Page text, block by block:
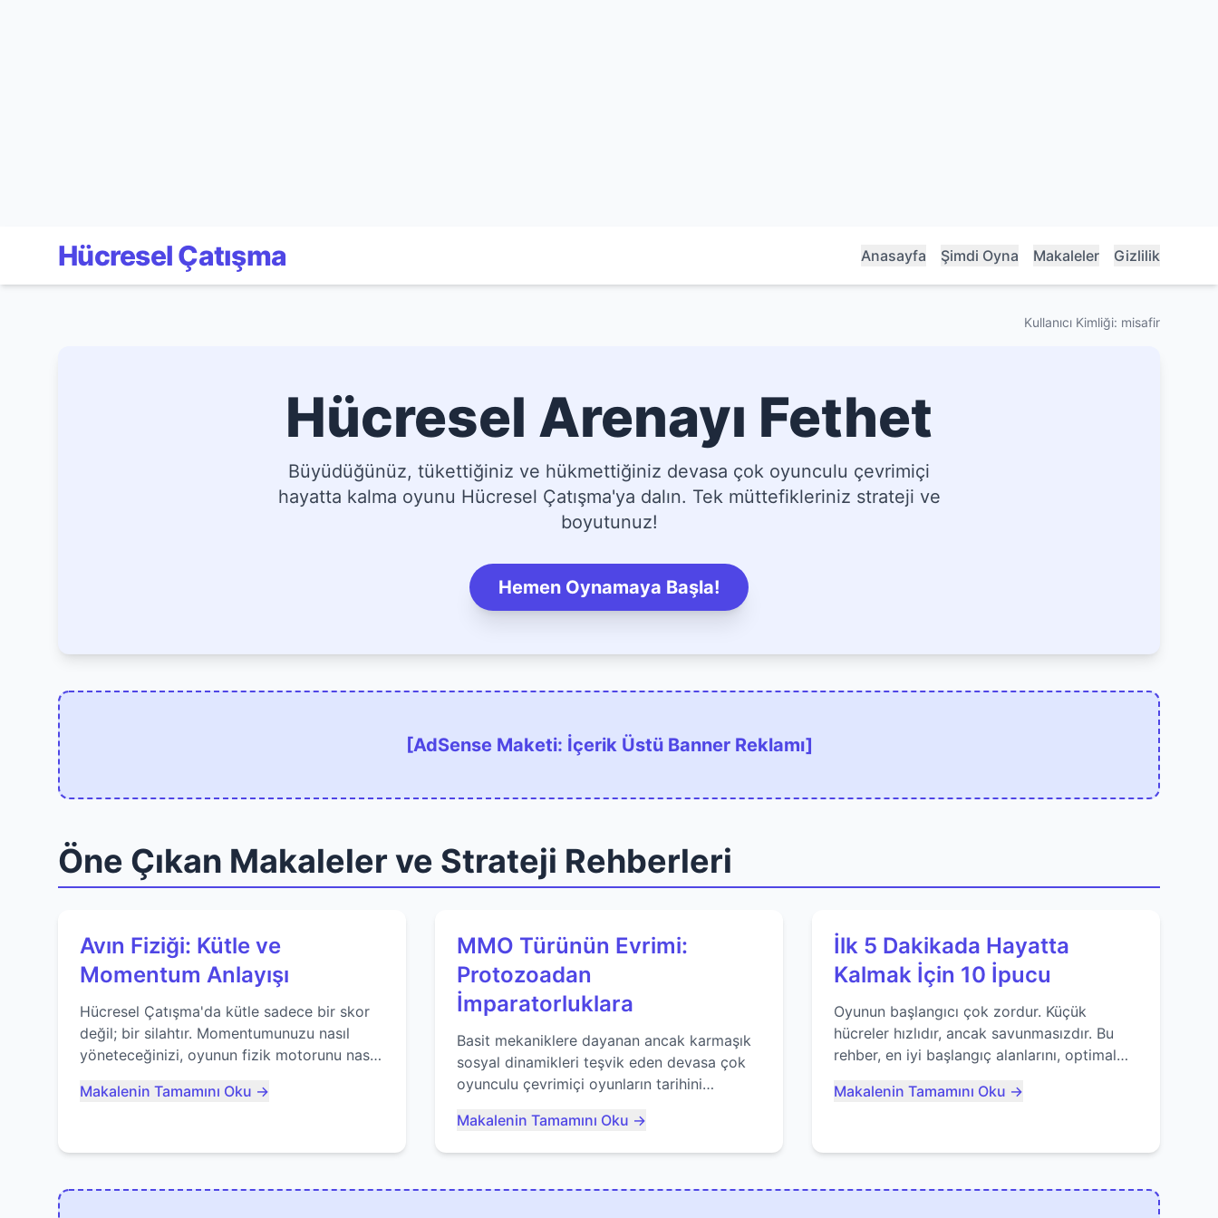
Hücresel Çatışma Anasayfa Şimdi Oyna Makaleler Gizlilik
Kullanıcı Kimliği: misafir
Hücresel Arenayı Fethet
Büyüdüğünüz, tükettiğiniz ve hükmettiğiniz devasa çok oyunculu çevrimiçi
hayatta kalma oyunu Hücresel Çatışma'ya dalın. Tek müttefikleriniz strateji ve
boyutunuz!
Hemen Oynamaya Başla!
[AdSense Maketi: İçerik Üstü Banner Reklamı]
Öne Çıkan Makaleler ve Strateji Rehberleri
Avın Fiziği: Kütle ve
Momentum Anlayışı
Hücresel Çatışma'da kütle sadece bir skor
değil; bir silahtır. Momentumunuzu nasıl
yöneteceğinizi, oyunun fizik motorunu nasıl
nasıl ustalaşacağınızı öğrenin...
Makalenin Tamamını Oku →
MMO Türünün Evrimi:
Protozoadan
İmparatorluklara
Basit mekaniklere dayanan ancak karmaşık
sosyal dinamikleri teşvik eden devasa çok
oyunculu çevrimiçi oyunların tarihini
bakıyoruz...
Makalenin Tamamını Oku →
İlk 5 Dakikada Hayatta
Kalmak İçin 10 İpucu
Oyunun başlangıcı çok zordur. Küçük
hücreler hızlıdır, ancak savunmasızdır. Bu
rehber, en iyi başlangıç alanlarını, optimal
olmaktan nasıl kaçınacağınızı anlatıyor...
Makalenin Tamamını Oku →